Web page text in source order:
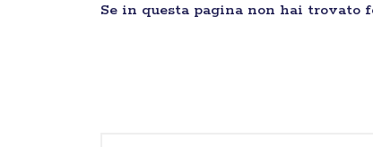
Se in questa pagina non hai trovato